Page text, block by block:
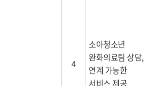
4
소아청소년
완화의료팀 상담,
연계 가능한
서비스 제공